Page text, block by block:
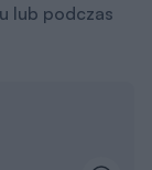
lub podczas